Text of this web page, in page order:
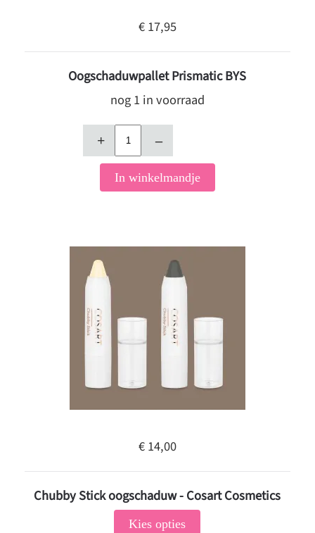
€ 17,95
Oogschaduwpallet Prismatic BYS
nog 1 in voorraad
+ –
In winkelmandje
€ 14,00
Chubby Stick oogschaduw - Cosart Cosmetics
Kies opties